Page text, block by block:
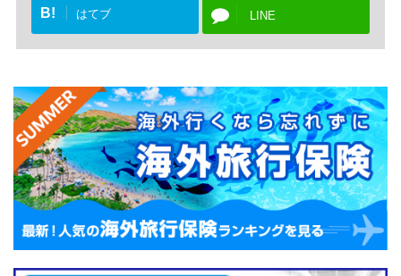
B! はてブ LINE